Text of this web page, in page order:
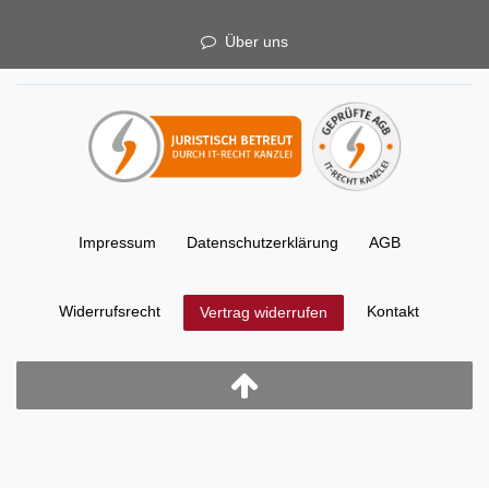
Über uns
Impressum Daten­schutz­erklärung AGB
Widerrufs­recht Vertrag widerrufen Kontakt